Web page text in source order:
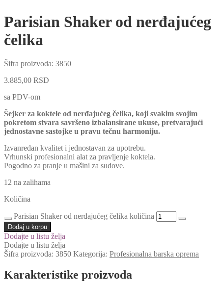
Parisian Shaker od nerđajućeg
čelika
Šifra proizvoda: 3850
3.885,00 RSD
sa PDV-om
Šejker za koktele od nerđajućeg čelika, koji svakim svojim
pokretom stvara savršeno izbalansirane ukuse, pretvarajući
jednostavne sastojke u pravu tečnu harmoniju.
Izvanredan kvalitet i jednostavan za upotrebu.
Vrhunski profesionalni alat za pravljenje koktela.
Pogodno za pranje u mašini za sudove.
12 na zalihama
Količina
Parisian Shaker od nerđajućeg čelika količina
Dodaj u korpu
Dodajte u listu želja
Dodajte u listu želja
Šifra proizvoda: 3850 Kategorija: Profesionalna barska oprema
Karakteristike proizvoda